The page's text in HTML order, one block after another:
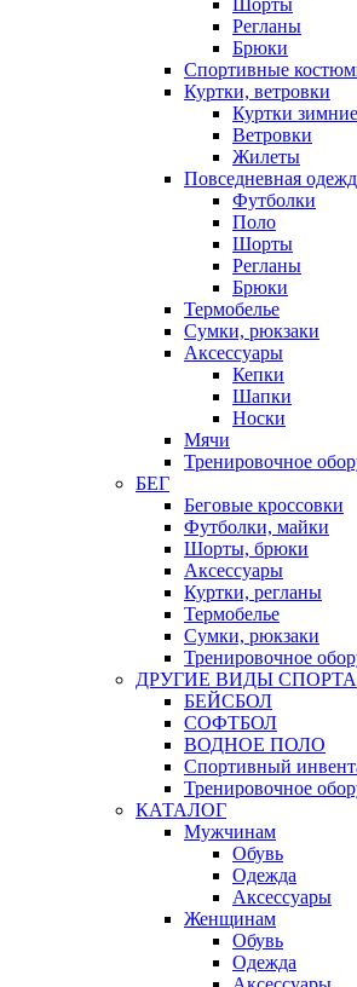
Шорты
Регланы
Брюки
Спортивные
Куртки, ветровки
Куртки зимние
Ветровки
Жилеты
Повседневная
Футболки
Поло
Шорты
Регланы
Брюки
Термобелье
Сумки, рюкзаки
Аксессуары
Кепки
Шапки
Носки
Мячи
Тренировочное
БЕГ
Беговые кроссовки
Футболки, майки
Шорты, брюки
Аксессуары
Куртки, регланы
Термобелье
Сумки, рюкзаки
Тренировочное
ДРУГИЕ ВИДЫ СПОРТА
БЕЙСБОЛ
СОФТБОЛ
ВОДНОЕ ПОЛО
Спортивный
Тренировочное
КАТАЛОГ
Мужчинам
Обувь
Одежда
Аксессуары
Женщинам
Обувь
Одежда